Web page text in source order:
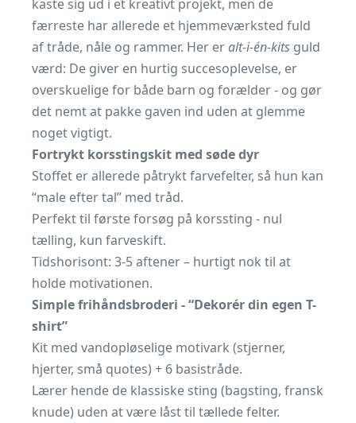
kaste sig ud i et kreativt projekt, men de
færreste har allerede et hjemmeværksted fuld
af tråde, nåle og rammer. Her eralt-i-én-kits guld
værd: De giver en hurtig succesoplevelse, er
overskuelige for både barn og forælder - og gør
det nemt at pakke gaven ind uden at glemme
noget vigtigt.
Fortrykt korsstingskit med søde dyr
Stoffet er allerede påtrykt farvefelter, så hun kan
“male efter tal” med tråd.
Perfekt til første forsøg på korssting - nul
tælling, kun farveskift.
Tidshorisont: 3-5 aftener – hurtigt nok til at
holde motivationen.
Simple frihåndsbroderi - “Dekorér din egen T-
shirt”
Kit med vandopløselige motivark (stjerner,
hjerter, små quotes) + 6 basistråde.
Lærer hende de klassiske sting (bagsting, fransk
knude) uden at være låst til tællede felter.